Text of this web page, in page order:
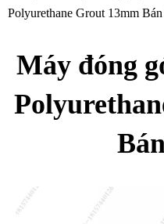
Polyurethane Grout 13mm
Máy đóng